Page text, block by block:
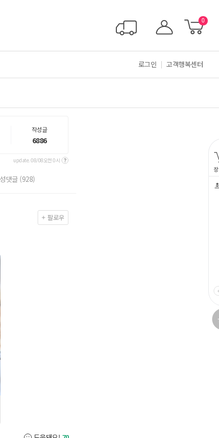
0
로그인 고객행복센터
작성글
6886
update. 08/08오전 0시
댓글 (928)
팔로우